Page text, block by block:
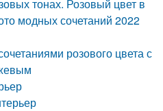
тонах. Розовый цвет в
модных сочетаний 2022
розового цвета с